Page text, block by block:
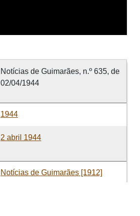
Notícias de Guimarães, n.º 635, de
02/04/1944
1944
2 abril 1944
Notícias de Guimarães [1912]